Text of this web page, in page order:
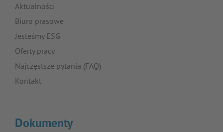
Aktualności
Biuro prasowe
Jesteśmy ESG
Oferty pracy
Najczęstsze pytania (FAQ)
Kontakt
Dokumenty